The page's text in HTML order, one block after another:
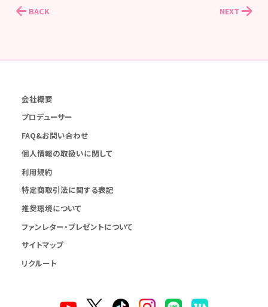
BACK NEXT
会社概要
プロデューサー
FAQ&お問い合わせ
個人情報の取扱いに関して
利用規約
特定商取引法に関する表記
推奨環境について
ファンレター・プレゼントについて
サイトマップ
リクルート